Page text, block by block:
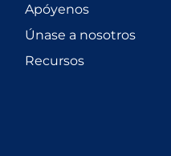
Apóyenos
Únase a nosotros
Recursos